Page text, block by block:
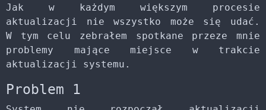
Jak w każdym większym procesie
aktualizacji nie wszystko może się udać.
W tym celu zebrałem spotkane przeze mnie
problemy mające miejsce w trakcie
aktualizacji systemu.
Problem 1